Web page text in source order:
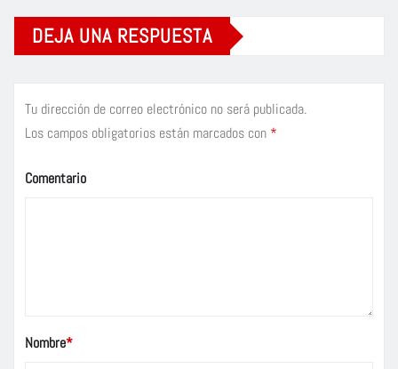
DEJA UNA RESPUESTA
Tu dirección de correo electrónico no será publicada.
Los campos obligatorios están marcados con *
Comentario
Nombre*